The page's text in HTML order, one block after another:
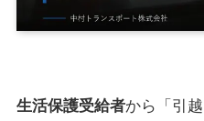
生活保護受給者から「引